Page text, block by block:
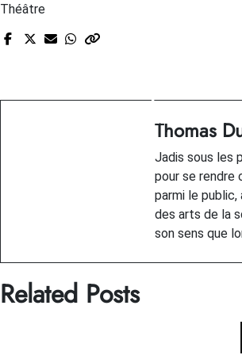
Théâtre
l’OFF Jazz 14Thomas
Jadis sous les
pour se rendre
parmi le public,
des arts de la
son sens que
Related Posts